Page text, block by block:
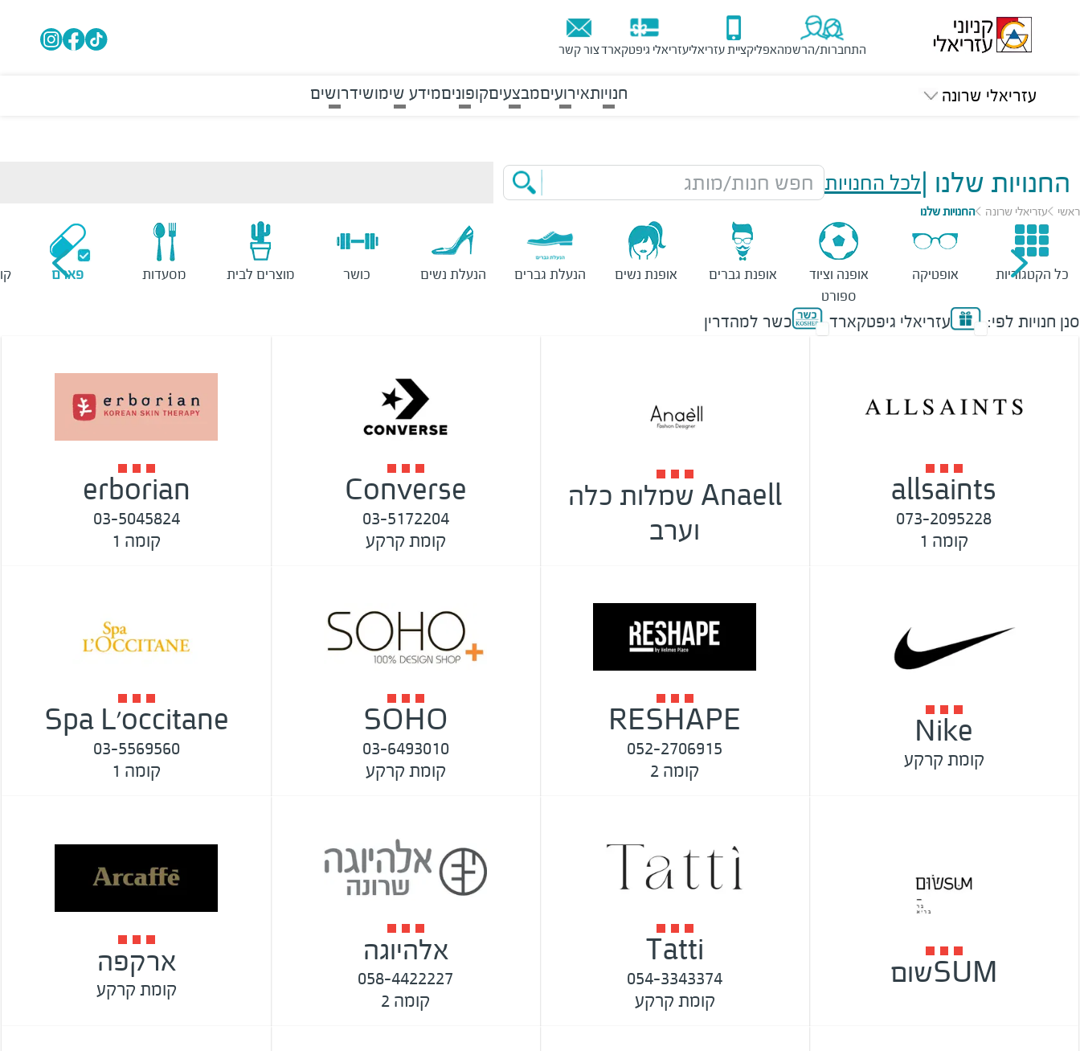
התחברות/הרשמהאפליקציית עזריאליעזריאלי גיפטקארדצור קשר
עזריאלי שרונה חנויותאירועיםמבצעיםקופוניםמידע שימושידרושים
החנויות שלנו |לכל החנויות חפש חנות/מותג
ראשי עזריאלי שרונה החנויות שלנו
כל הקטגוריות אופטיקה
אופנה וציוד
ספורט
אופנת גברים אופנת נשים הנעלת גברים הנעלת נשים כושר מוצרים לבית מסעדות פארם
סנן חנויות לפי: עזריאלי גיפטקארד כשר למהדרין
allsaints
073-2095228
קומה 1
Anaell שמלות כלה
וערב
Converse
03-5172204
קומת קרקע
erborian
03-5045824
קומה 1
Nike
קומת קרקע
RESHAPE
052-2706915
קומה 2
SOHO
03-6493010
קומת קרקע
Spa L'occitane
03-5569560
קומה 1
SUMשום
Tatti
054-3343374
קומת קרקע
אלהיוגה
058-4422227
קומה 2
ארקפה
קומת קרקע